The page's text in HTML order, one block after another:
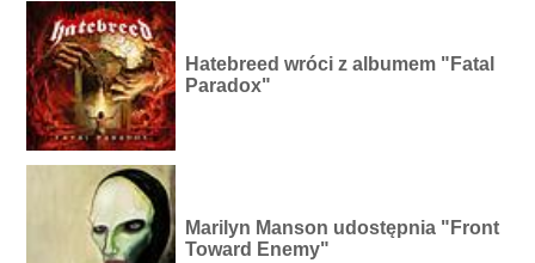
Hatebreed wróci z albumem "Fatal
Paradox"
Marilyn Manson udostępnia "Front
Toward Enemy"